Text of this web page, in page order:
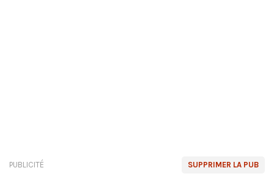
SUPPRIMER LA PUB
PUBLICITÉ